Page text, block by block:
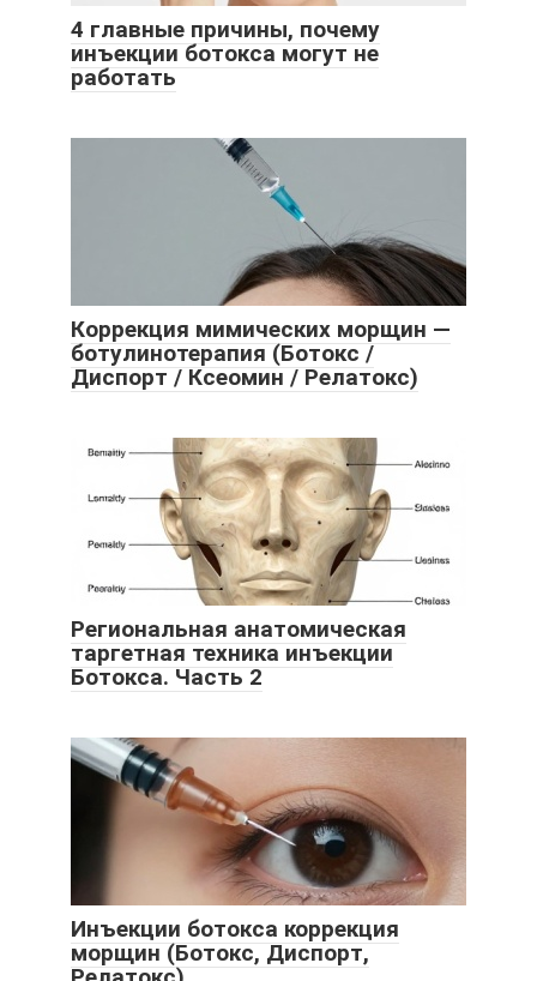
4 главные причины, почему
инъекции ботокса могут не
работать
Коррекция мимических морщин —
ботулинотерапия (Ботокс /
Диспорт / Ксеомин / Релатокс)
Региональная анатомическая
таргетная техника инъекции
Ботокса. Часть 2
Инъекции ботокса коррекция
морщин (Ботокс, Диспорт,